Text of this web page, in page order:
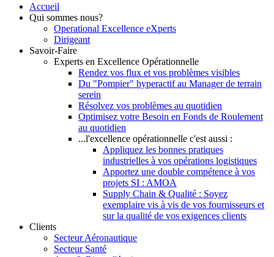
Accueil
Qui sommes nous?
Operational Excellence eXperts
Dirigeant
Savoir-Faire
Experts en Excellence Opérationnelle
Rendez vos flux et vos problèmes visibles
Du "Pompier" hyperactif au Manager de terrain
serein
Résolvez vos problèmes au quotidien
Optimisez votre Besoin en Fonds de Roulement
au quotidien
...l'excellence opérationnelle c'est aussi :
Appliquez les bonnes pratiques
industrielles à vos opérations logistiques
Apportez une double compétence à vos
projets SI : AMOA
Supply Chain & Qualité : Soyez
exemplaire vis à vis de vos fournisseurs et
sur la qualité de vos exigences clients
Clients
Secteur Aéronautique
Secteur Santé